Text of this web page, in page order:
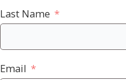
Last Name
Email